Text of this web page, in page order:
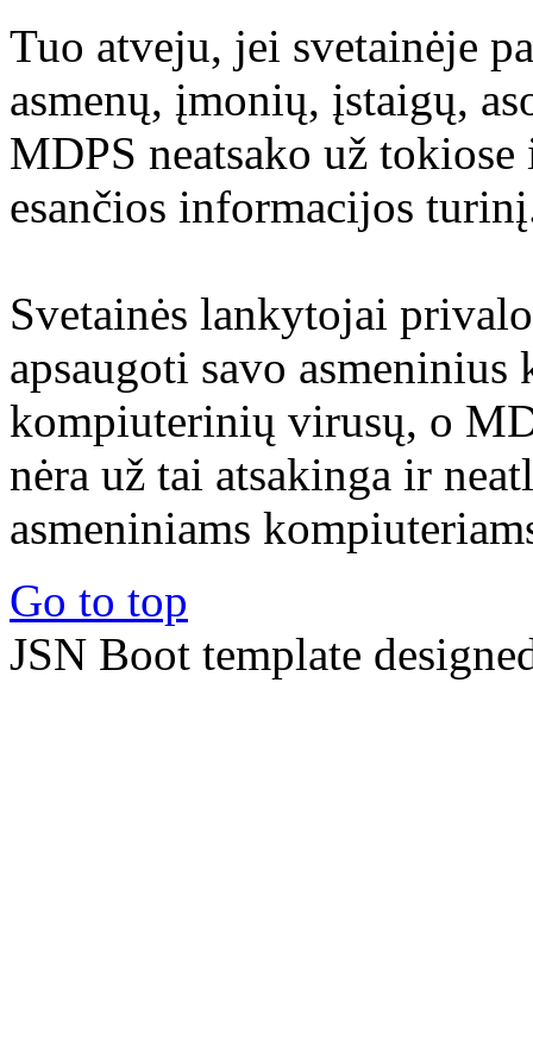
Tuo atveju, jei svetainėje
asmenų, įmonių, įstaigų,
MDPS neatsako už tokiose
esančios informacijos
Svetainės lankytojai
apsaugoti savo
kompiuterinių virusų, o
nėra už tai atsakinga ir
asmeniniams
Go to top
JSN Boot template